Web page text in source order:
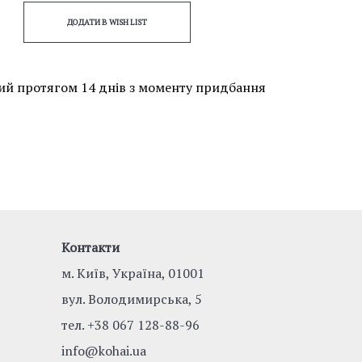
ДОДАТИ В WISH LIST
протягом 14 днів з моменту придбання
Контакти
м. Київ, Україна, 01001
вул. Володимирська, 5
тел. +38 067 128-88-96
info@kohai.ua